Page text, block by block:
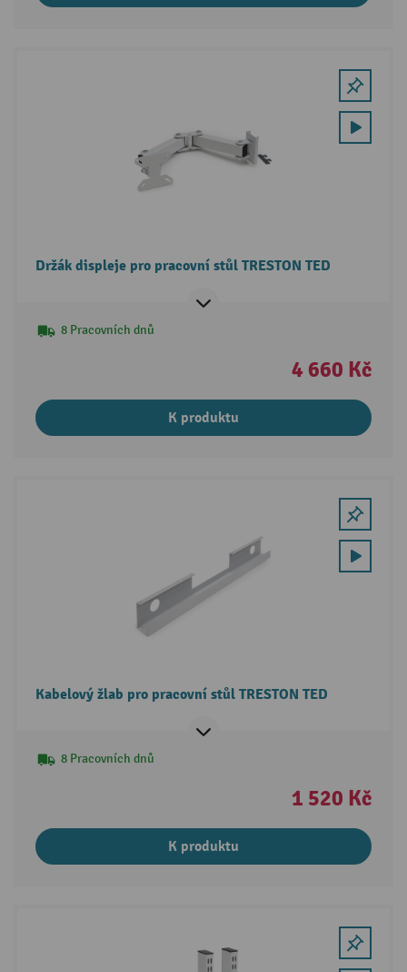
Držák displeje pro pracovní stůl TRESTON TED
8 Pracovních dnů
4 660 Kč
K produktu
Kabelový žlab pro pracovní stůl TRESTON TED
8 Pracovních dnů
1 520 Kč
K produktu